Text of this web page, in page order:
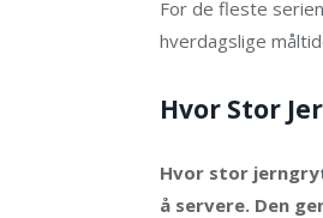
For de fleste
hverdagslige
Hvor Stor
Hvor stor
å servere. Den